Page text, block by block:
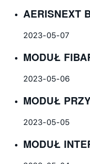
AERISNEXT
2023-05-07
MODUŁ
2023-05-06
MODUŁ
2023-05-05
MODUŁ